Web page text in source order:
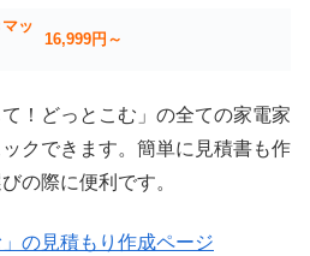
ッ
16,999円～
！どっとこむ」の全ての家電家
クできます。簡単に見積書も作
の際に便利です。
の見積もり作成ページ